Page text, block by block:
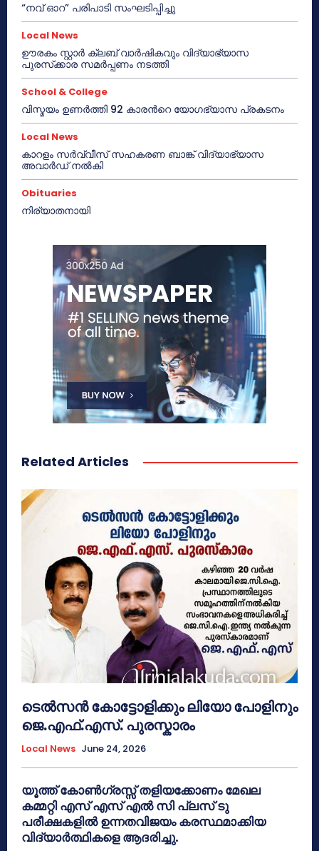
“നവ് ഓറ” പരിപാടി സംഘടിപ്പിച്ചു
Local News
ഊരകം സ്റ്റാർ ക്ലബ് വാർഷികവും വിദ്യാഭ്യാസ
പുരസ്‌ക്കാര സമർപ്പണം നടത്തി
School & College
വിസ്മയം ഉണർത്തി 92 കാരൻറെ യോഗഭ്യാസ പ്രകടനം
Local News
കാറളം സർവ്വീസ് സഹകരണ ബാങ്ക് വിദ്യാഭ്യാസ
അവാർഡ് നൽകി
Obituaries
നിര്യാതനായി
Related Articles
ടെൽസൻ കോട്ടോളിക്കും ലിയോ പോളിനും
ജെ.എഫ്.എസ്. പുരസ്കാരം
Local News June 24, 2026
യൂത്ത് കോൺഗ്രസ്സ് തളിയക്കോണം മേഖല
കമ്മറ്റി എസ് എസ് എൽ സി പ്ലസ് ടു
പരീക്ഷകളിൽ ഉന്നതവിജയം കരസ്ഥമാക്കിയ
വിദ്യാർത്ഥികളെ ആദരിച്ചു.